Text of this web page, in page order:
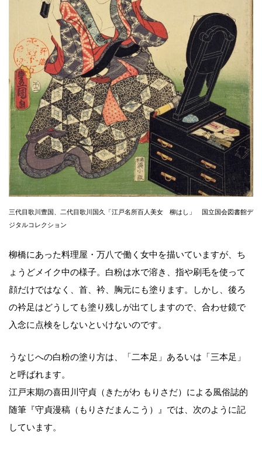
三代目歌川豊国、二代目歌川国久「江戸名所百人美女 柳はし」 国立国会図書館デ
ジタルコレクション
柳橋にあった料理屋・万八で働く女中を描いていますが、ち
ょうどメイク中の様子。白粉は水で溶き、指や刷毛を使って
顔だけではなく、首、衿、胸元にも塗ります。しかし、後ろ
の衿足はどうしても塗り残しが出てしますので、合わせ鏡で
入念に点検をしないといけないのです。
うなじへの白粉の塗り方は、「二本足」あるいは「三本足」
と呼ばれます。
江戸末期の喜田川守貞（きたがわ もりさだ）による風俗誌的
随筆『守貞漫稿（もりさだまんこう）』では、次のように記
しています。